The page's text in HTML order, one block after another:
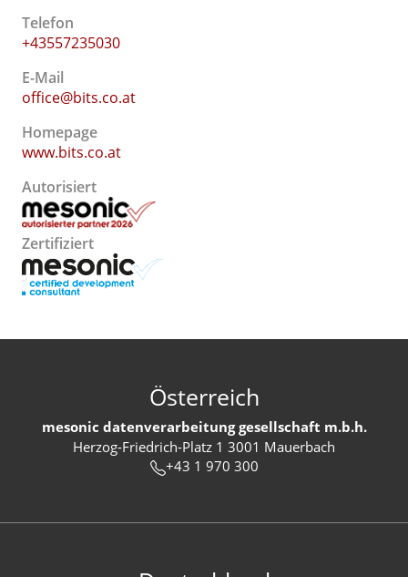
Telefon
+43557235030
E-Mail
office@bits.co.at
Homepage
www.bits.co.at
Autorisiert
Zertifiziert
Österreich
mesonic datenverarbeitung gesellschaft m.b.h.
Herzog-Friedrich-Platz 1 3001 Mauerbach
+43 1 970 300